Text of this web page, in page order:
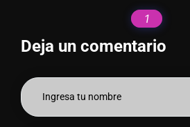
1
Deja un comentario